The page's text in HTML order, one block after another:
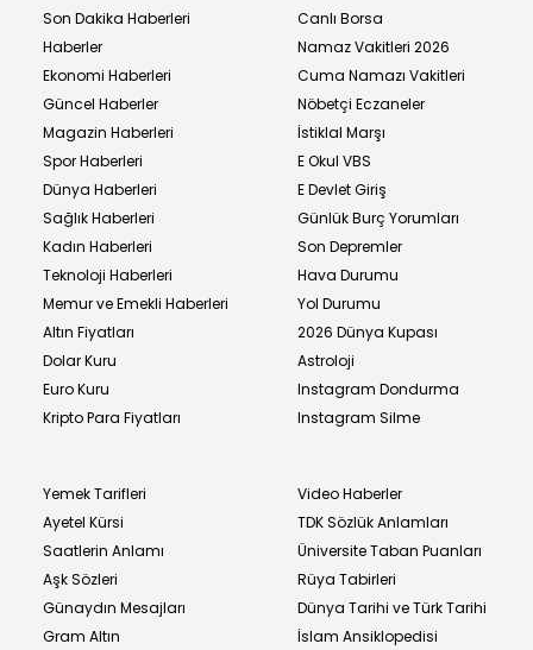
Son Dakika Haberleri
Haberler
Ekonomi Haberleri
Güncel Haberler
Magazin Haberleri
Spor Haberleri
Dünya Haberleri
Sağlık Haberleri
Kadın Haberleri
Teknoloji Haberleri
Memur ve Emekli Haberleri
Altın Fiyatları
Dolar Kuru
Euro Kuru
Kripto Para Fiyatları
Canlı Borsa
Namaz Vakitleri 2026
Cuma Namazı Vakitleri
Nöbetçi Eczaneler
İstiklal Marşı
E Okul VBS
E Devlet Giriş
Günlük Burç Yorumları
Son Depremler
Hava Durumu
Yol Durumu
2026 Dünya Kupası
Astroloji
Instagram Dondurma
Instagram Silme
Yemek Tarifleri
Ayetel Kürsi
Saatlerin Anlamı
Aşk Sözleri
Günaydın Mesajları
Gram Altın
Video Haberler
TDK Sözlük Anlamları
Üniversite Taban Puanları
Rüya Tabirleri
Dünya Tarihi ve Türk Tarihi
İslam Ansiklopedisi